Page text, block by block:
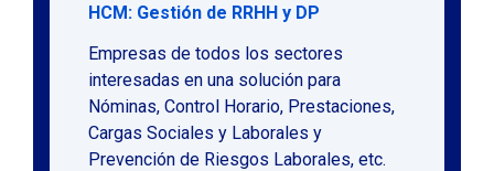
HCM: Gestión de RRHH y DP
Empresas de todos los sectores
interesadas en una solución para
Nóminas, Control Horario, Prestaciones,
Cargas Sociales y Laborales y
Prevención de Riesgos Laborales, etc.